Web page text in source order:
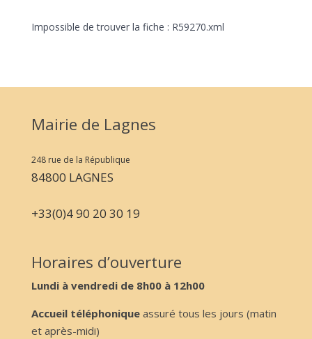
Impossible de trouver la fiche : R59270.xml
Mairie de Lagnes
248 rue de la République
84800 LAGNES
+33(0)4 90 20 30 19
Horaires d’ouverture
Lundi à vendredi de 8h00 à 12h00
Accueil téléphoniqueassuré tous les jours (matin
et après-midi)